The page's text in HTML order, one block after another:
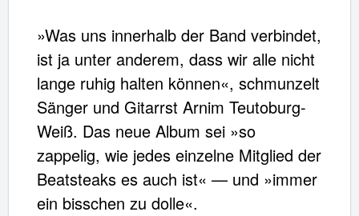
»Was uns innerhalb der Band verbindet,
ist ja unter anderem, dass wir alle nicht
lange ruhig halten können«, schmunzelt
Sänger und Gitarrst Arnim Teutoburg-
Weiß. Das neue Album sei »so
zappelig, wie jedes einzelne Mitglied der
Beatsteaks es auch ist« — und »immer
ein bisschen zu dolle«.
Weiter einkaufen✖
Artikel hinzugefügt
Dein Warenkorb ist für